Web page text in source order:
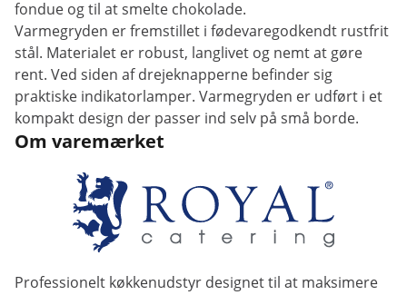
fondue og til at smelte chokolade.
Varmegryden er fremstillet i fødevaregodkendt rustfrit
stål. Materialet er robust, langlivet og nemt at gøre
rent. Ved siden af drejeknapperne befinder sig
praktiske indikatorlamper. Varmegryden er udført i et
kompakt design der passer ind selv på små borde.
Om varemærket
Professionelt køkkenudstyr designet til at maksimere